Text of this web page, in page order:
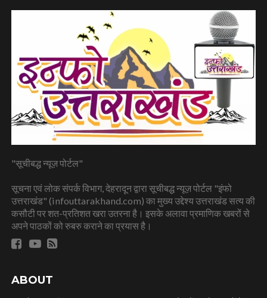
"सूचीबद्ध न्यूज़ पोर्टल"
सूचना एवं लोक संपर्क विभाग, देहरादून द्वारा सूचीबद्ध न्यूज़ पोर्टल "इंफो
उत्तराखंड" (infouttarakhand.com) का मुख्य उद्देश्य उत्तराखंड सत्य की
कसौटी पर शत-प्रतिशत खरा उतरना है। इसके अलावा प्रमाणिक खबरों से
अपने पाठकों को रुबरु कराने का प्रयास है।
ABOUT